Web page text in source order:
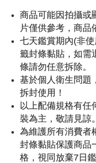
商品可能因拍攝或
片僅供參考，商品
七天鑑賞期內(非
籤封條黏貼，如需
條請勿任意拆除。
基於個人衛生問題
拆封使用！
以上配備規格有任
裝為主，敬請見諒
為維護所有消費者
封條黏貼保護商品
格，視同放棄7日鑑